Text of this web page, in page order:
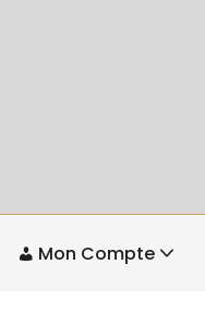
Mon Compte